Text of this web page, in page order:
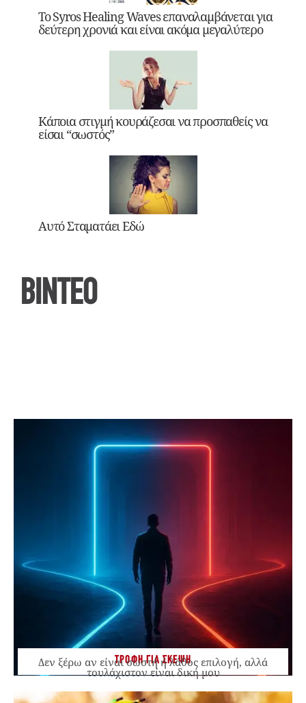
Το Syros Healing Waves επαναλαμβάνεται για
δεύτερη χρονιά και είναι ακόμα μεγαλύτερο
Κάποια στιγμή κουράζεσαι να προσπαθείς να
είσαι “σωστός”
Αυτό Σταματάει Εδώ
ΒΙΝΤΕΟ
ΤΡΟΦΗ ΓΙΑ ΣΚΕΨΗ
Δεν ξέρω αν είναι σωστή ή λάθος επιλογή, αλλά
τουλάχιστον είναι δική μου